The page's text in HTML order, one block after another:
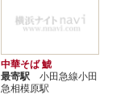
中華そば 鯱
最寄駅 小田急線小田
急相模原駅